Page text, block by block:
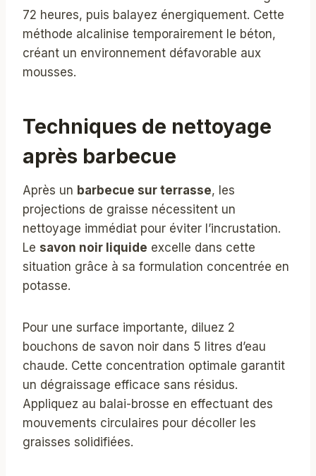
72 heures, puis balayez énergiquement. Cette
méthode alcalinise temporairement le béton,
créant un environnement défavorable aux
mousses.
Techniques de nettoyage
après barbecue
Après un barbecue sur terrasse, les
projections de graisse nécessitent un
nettoyage immédiat pour éviter l’incrustation.
Le savon noir liquide excelle dans cette
situation grâce à sa formulation concentrée en
potasse.
Pour une surface importante, diluez 2
bouchons de savon noir dans 5 litres d’eau
chaude. Cette concentration optimale garantit
un dégraissage efficace sans résidus.
Appliquez au balai-brosse en effectuant des
mouvements circulaires pour décoller les
graisses solidifiées.